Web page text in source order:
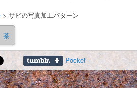
>サビの写真加工パターン
茶
Pocket